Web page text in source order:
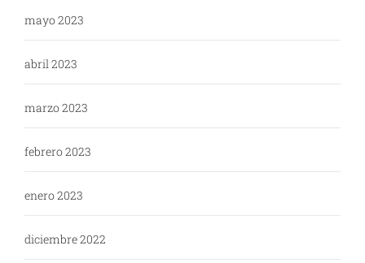
mayo 2023
abril 2023
marzo 2023
febrero 2023
enero 2023
diciembre 2022